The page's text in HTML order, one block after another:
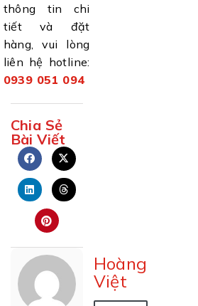
thông tin chi
tiết và đặt
hàng, vui lòng
liên hệ hotline:
0939 051 094
Chia Sẻ
Bài Viết
Hoàng
Việt